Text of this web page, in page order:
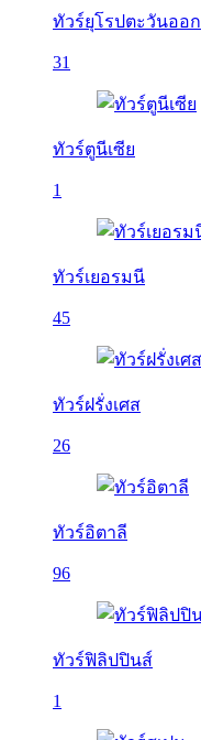
ทัวร์ยุโรปตะวันออก
31
ทัวร์ตูนีเซีย
1
ทัวร์เยอรมนี
45
ทัวร์ฝรั่งเศส
26
ทัวร์อิตาลี
96
ทัวร์ฟิลิปปินส์
1